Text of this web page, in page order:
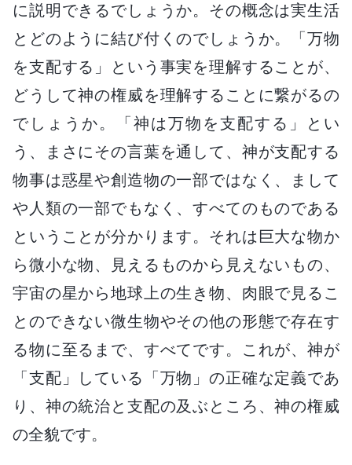
に説明できるでしょうか。その概念は実生活
とどのように結び付くのでしょうか。「万物
を支配する」という事実を理解することが、
どうして神の権威を理解することに繋がるの
でしょうか。「神は万物を支配する」とい
う、まさにその言葉を通して、神が支配する
物事は惑星や創造物の一部ではなく、まして
や人類の一部でもなく、すべてのものである
ということが分かります。それは巨大な物か
ら微小な物、見えるものから見えないもの、
宇宙の星から地球上の生き物、肉眼で見るこ
とのできない微生物やその他の形態で存在す
る物に至るまで、すべてです。これが、神が
「支配」している「万物」の正確な定義であ
り、神の統治と支配の及ぶところ、神の権威
の全貌です。